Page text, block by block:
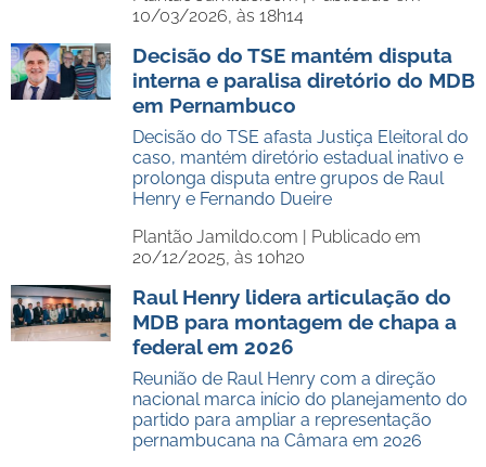
10/03/2026, às 18h14
Decisão do TSE mantém disputa
interna e paralisa diretório do MDB
em Pernambuco
Decisão do TSE afasta Justiça Eleitoral do
caso, mantém diretório estadual inativo e
prolonga disputa entre grupos de Raul
Henry e Fernando Dueire
Plantão Jamildo.com | Publicado em
20/12/2025, às 10h20
Raul Henry lidera articulação do
MDB para montagem de chapa a
federal em 2026
Reunião de Raul Henry com a direção
nacional marca início do planejamento do
partido para ampliar a representação
pernambucana na Câmara em 2026